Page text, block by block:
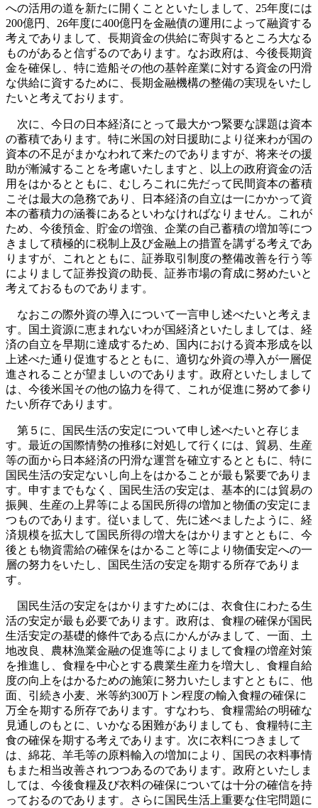
への活用の道を新たに開くことといたしまして、25年度には
200億円、26年度に400億円を金融債の運用によって融資する
考えでありまして、長期資金の供給に寄與するところ大なる
ものがあると信ずるのであります。なお政府は、今後長期資
金を確保し、特に造船その他の基幹産業に対する資金の円滑
な供給に資するために、長期金融機構の整備の実現をいたし
たいと考えております。
次に、今日の日本経済にとって最大かつ緊要な課題は資本
の蓄積であります。特に米国の対日援助により従来わが国の
資本の不足がまかなわれて来たのでありますが、将来その援
助が漸減することを考慮いたしますと、以上の政府資金の活
用をはかるとともに、むしろこれに先だって民間資本の蓄積
こそは最大の急務であり、日本経済の自立は一にかかって資
本の蓄積力の涵養にあるといわなければなりません。これが
ため、今後預金、貯金の増強、企業の自己蓄積の増加等につ
きまして積極的に税制上及び金融上の措置を講ずる考えであ
りますが、これとともに、証券取引制度の整備改善を行う等
によりまして証券投資の助長、証券市場の育成に努めたいと
考えておるものであります。
なおこの際外資の導入について一言申し述べたいと考えま
す。国土資源に恵まれないわが国経済といたしましては、経
済の自立を早期に達成するため、国内における資本形成を以
上述べた通り促進するとともに、適切な外資の導入が一層促
進されることが望ましいのであります。政府といたしまして
は、今後米国その他の協力を得て、これが促進に努めて参り
たい所存であります。
第５に、国民生活の安定について申し述べたいと存じま
す。最近の国際情勢の推移に対処して行くには、貿易、生産
等の面から日本経済の円滑な運営を確立するとともに、特に
国民生活の安定ないし向上をはかることが最も緊要でありま
す。申すまでもなく、国民生活の安定は、基本的には貿易の
振興、生産の上昇等による国民所得の増加と物価の安定にま
つものであります。従いまして、先に述べましたように、経
済規模を拡大して国民所得の増大をはかりますとともに、今
後とも物資需給の確保をはかること等により物価安定への一
層の努力をいたし、国民生活の安定を期する所存でありま
す。
国民生活の安定をはかりますためには、衣食住にわたる生
活の安定が最も必要であります。政府は、食糧の確保が国民
生活安定の基礎的條件である点にかんがみまして、一面、土
地改良、農林漁業金融の促進等によりまして食糧の増産対策
を推進し、食糧を中心とする農業生産力を増大し、食糧自給
度の向上をはかるための施策に努力いたしますとともに、他
面、引続き小麦、米等約300万トン程度の輸入食糧の確保に
万全を期する所存であります。すなわち、食糧需給の明確な
見通しのもとに、いかなる困難がありましても、食糧特に主
食の確保を期する考えであります。次に衣料につきまして
は、綿花、羊毛等の原料輸入の増加により、国民の衣料事情
もまた相当改善されつつあるのであります。政府といたしま
しては、今後食糧及び衣料の確保については十分の確信を持
っておるのであります。さらに国民生活上重要な住宅問題に